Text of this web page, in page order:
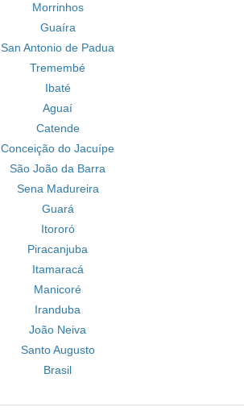
Morrinhos
Guaíra
San Antonio de Padua
Tremembé
Ibaté
Aguaí
Catende
Conceição do Jacuípe
São João da Barra
Sena Madureira
Guará
Itororó
Piracanjuba
Itamaracá
Manicoré
Iranduba
João Neiva
Santo Augusto
Brasil